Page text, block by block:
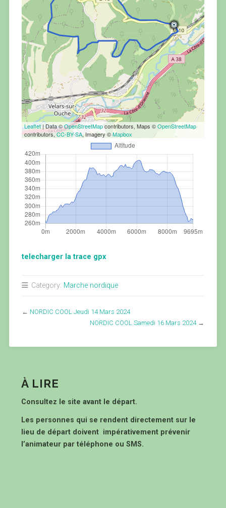
Leaflet| Data ©OpenStreetMapcontributors, Maps ©OpenStreetMap
contributors,CC-BY-SA, Imagery ©Mapbox
telecharger la trace gpx
Category: Marche nordique
← NORDIC COOL Jeudi 14 Mars 2024
NORDIC COOL Samedi 16 Mars 2024→
À LIRE
Consultez le site avant le départ.
Les personnes qui se rendent directement sur le
lieu de départ doivent impérativement prévenir
l’animateur par téléphone ou SMS.